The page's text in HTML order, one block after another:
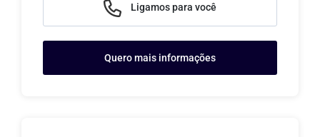
Ligamos para você
Quero mais informações